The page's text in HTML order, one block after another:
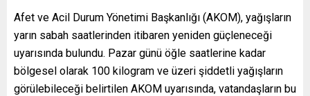
Afet ve Acil Durum Yönetimi Başkanlığı (AKOM), yağışların
yarın sabah saatlerinden itibaren yeniden güçleneceği
uyarısında bulundu. Pazar günü öğle saatlerine kadar
bölgesel olarak 100 kilogram ve üzeri şiddetli yağışların
görülebileceği belirtilen AKOM uyarısında, vatandaşların bu